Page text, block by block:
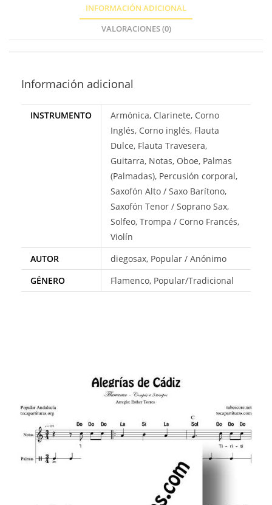
INFORMACIÓN ADICIONAL
VALORACIONES (0)
Información adicional
INSTRUMENTO
Armónica, Clarinete, Corno
Inglés, Corno inglés, Flauta
Dulce, Flauta Travesera,
Guitarra, Notas, Oboe, Palmas
(Palmadas), Percusión corporal,
Saxofón Alto / Saxo Barítono,
Saxofón Tenor / Soprano Sax,
Solfeo, Trompa / Corno Francés,
Violín
AUTOR
diegosax, Popular / Anónimo
GÉNERO
Flamenco, Popular/Tradicional